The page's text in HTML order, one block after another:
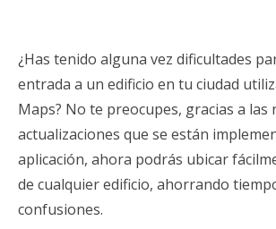
¿Has tenido alguna vez dificultades
entrada a un edificio en tu ciudad
Maps? No te preocupes, gracias a las
actualizaciones que se están
aplicación, ahora podrás ubicar
de cualquier edificio, ahorrando
confusiones.